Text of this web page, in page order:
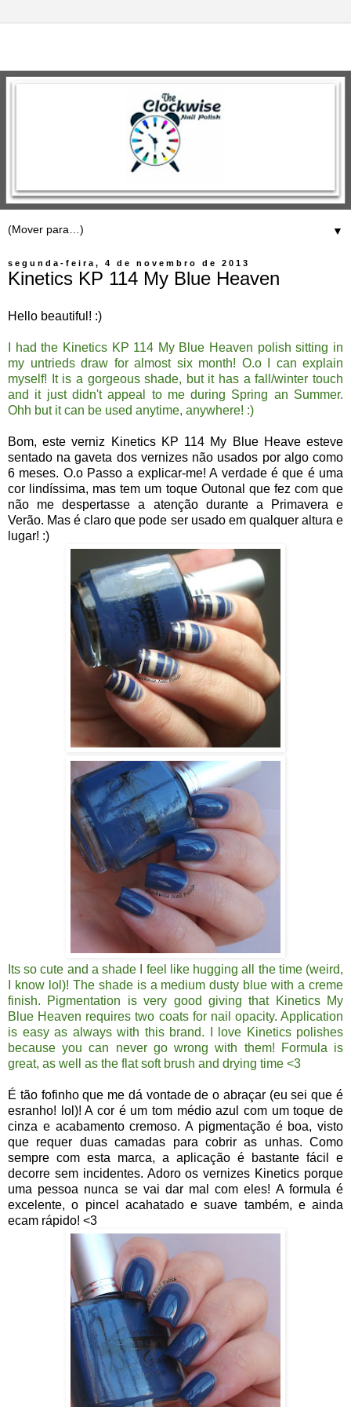
▼
segunda-feira, 4 de novembro de 2013
Kinetics KP 114 My Blue Heaven
Hello beautiful! :)
I had the Kinetics KP 114 My Blue Heaven polish sitting in
my untrieds draw for almost six month! O.o I can explain
myself! It is a gorgeous shade, but it has a fall/winter touch
and it just didn't appeal to me during Spring an Summer.
Ohh but it can be used anytime, anywhere! :)
Bom, este verniz Kinetics KP 114 My Blue Heave esteve
sentado na gaveta dos vernizes não usados por algo como
6 meses. O.o Passo a explicar-me! A verdade é que é uma
cor lindíssima, mas tem um toque Outonal que fez com que
não me despertasse a atenção durante a Primavera e
Verão. Mas é claro que pode ser usado em qualquer altura e
lugar! :)
Its so cute and a shade I feel like hugging all the time (weird,
I know lol)! The shade is a medium dusty blue with a creme
finish. Pigmentation is very good giving that Kinetics My
Blue Heaven requires two coats for nail opacity. Application
is easy as always with this brand. I love Kinetics polishes
because you can never go wrong with them! Formula is
great, as well as the flat soft brush and drying time <3
É tão fofinho que me dá vontade de o abraçar (eu sei que é
esranho! lol)! A cor é um tom médio azul com um toque de
cinza e acabamento cremoso. A pigmentação é boa, visto
que requer duas camadas para cobrir as unhas. Como
sempre com esta marca, a aplicação é bastante fácil e
decorre sem incidentes. Adoro os vernizes Kinetics porque
uma pessoa nunca se vai dar mal com eles! A formula é
excelente, o pincel acahatado e suave também, e ainda
ecam rápido! <3